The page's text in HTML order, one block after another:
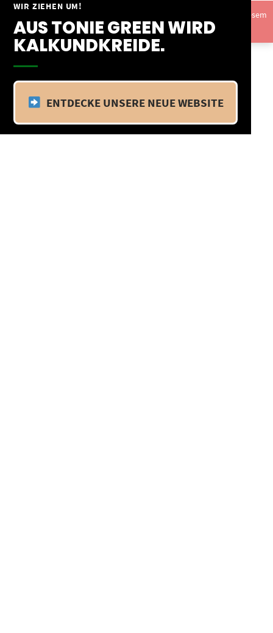
WIR ZIEHEN UM!
AUS TONIE GREEN WIRD
KALKUNDKREIDE.
ENTDECKE UNSERE NEUE WEBSITE
Springe
Inhalt
Vom 09.04.25 - 20.04.25 befinden wir uns im Betriebsurlaub. In diesem
Zeitraum findet kein Versand statt.Ausblenden